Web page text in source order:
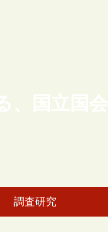
、国立国
調査研究